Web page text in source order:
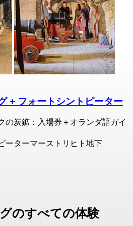
+ フォートシントピーター
の炭鉱：入場券＋オランダ語ガイ
ーターマーストリヒト地下
のすべての体験